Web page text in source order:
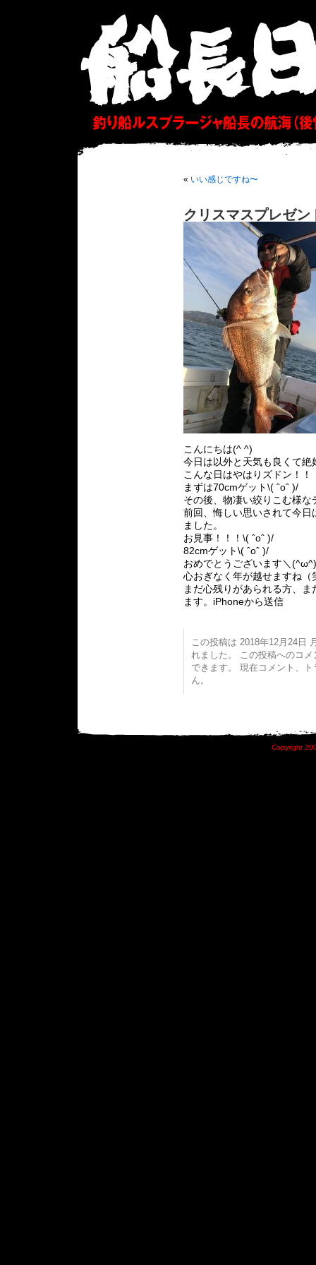
« いい感じですね〜
クリスマスプレゼン
こんにちは(^ ^)
今日は以外と天気も良くて絶
こんな日はやはりズドン！！
まずは70cmゲット\( ˆoˆ )/
その後、物凄い絞りこむ様
前回、悔しい思いされて今
ました。
お見事！！！\( ˆoˆ )/
82cmゲット\( ˆoˆ )/
おめでとうございます＼
心おぎなく年が越せますね（
まだ心残りがあられる方、
ます。iPhoneから送信
この投稿は 2018年12月24日
れました。 この投稿へのコ
できます。 現在コメント、
ん。
Copyright